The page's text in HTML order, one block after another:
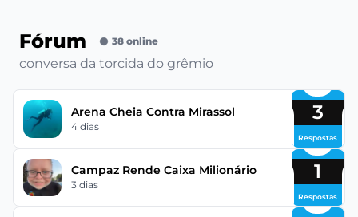
Fórum 38 online
conversa da torcida do grêmio
Arena Cheia Contra Mirassol
4 dias
3
Respostas
Campaz Rende Caixa Milionário
3 dias
1
Respostas